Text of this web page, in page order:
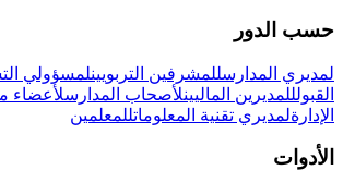
حسب الدور
لمديري المدارسللمشرفين التربويينلمسؤولي
القبولللمديرين الماليينلأصحاب المدارسلأعضاء
الإدارةلمديري تقنية المعلوماتللمعلمين
الأدوات